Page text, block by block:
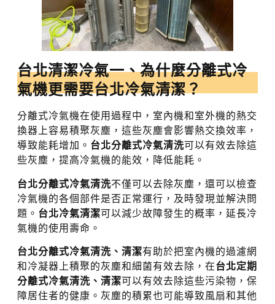
台北清潔冷氣一、為什麼分離式冷
氣機更需要台北冷氣清潔？
分離式冷氣機在使用過程中，室內機和室外機的熱交
換器上容易積聚灰塵，這些灰塵會影響熱交換效率，
導致能耗增加。 台北分離式冷氣清洗可以有效去除這
些灰塵，提高冷氣機的能效，降低能耗。
台北分離式冷氣清洗不僅可以去除灰塵，還可以檢查
冷氣機的各個部件是否正常運行，及時發現並解決問
題。 台北冷氣清潔可以減少故障發生的概率，延長冷
氣機的使用壽命。
台北分離式冷氣清洗、清潔有助於把室內機的過濾網
和冷凝器上積聚的灰塵和細菌有效去除，在台北定期
分離式冷氣清洗、清潔可以有效去除這些污染物，保
障居住者的健康。灰塵的積累也可能導致風扇和其他